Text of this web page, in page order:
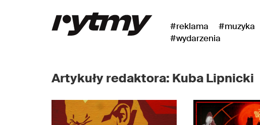
#reklama #muzyka
#wydarzenia
Artykuły redaktora: Kuba Lipnicki